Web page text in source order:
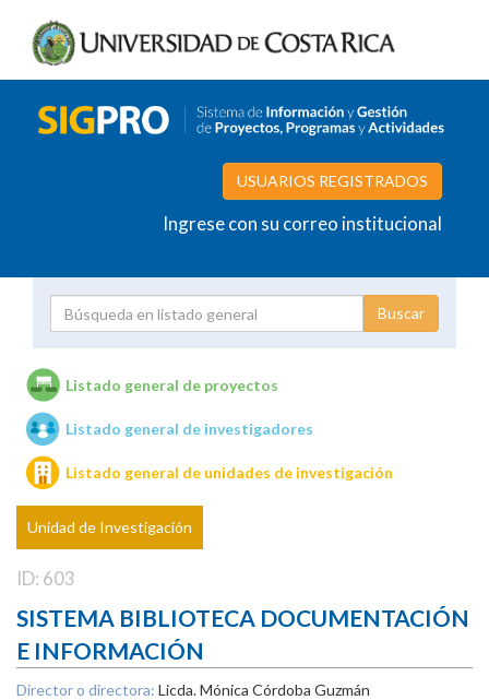
USUARIOS REGISTRADOS
Ingrese con su correo institucional
Unidades de investigación
Listado general de proyectos
Listado general de investigadores
Listado general de unidades de investigación
Unidad de Investigación
ID: 603
SISTEMA BIBLIOTECA DOCUMENTACIÓN
E INFORMACIÓN
Director o directora: Licda. Mónica Córdoba Guzmán